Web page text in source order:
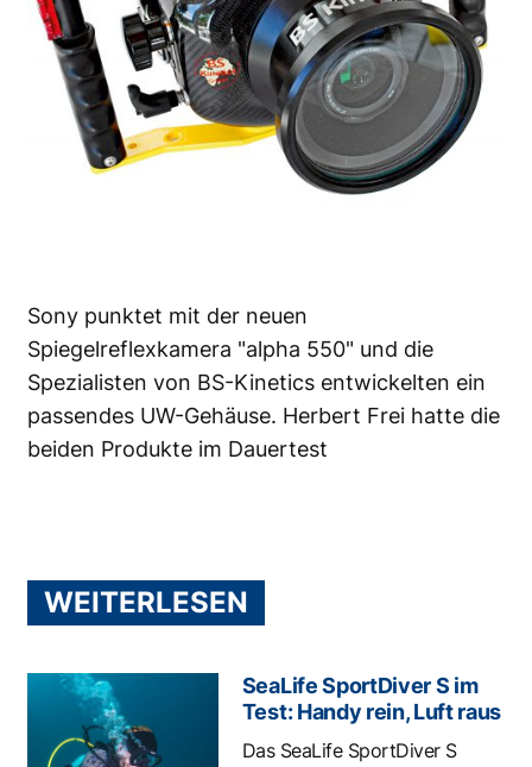
Sony punktet mit der neuen
Spiegelreflexkamera "alpha 550" und die
Spezialisten von BS-Kinetics entwickelten ein
passendes UW-Gehäuse. Herbert Frei hatte die
beiden Produkte im Dauertest
WEITERLESEN
SeaLife SportDiver S im
Test: Handy rein, Luft raus
Das SeaLife SportDiver S